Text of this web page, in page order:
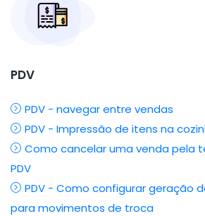
PDV
PDV - navegar entre vendas
PDV - Impressão de itens na
Como cancelar uma venda pela
PDV
PDV - Como configurar geração
para movimentos de troca